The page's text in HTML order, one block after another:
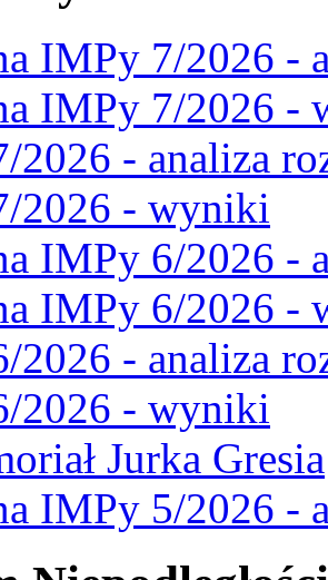
IMPy 7/2026 -
IMPy 7/2026 -
2026 - analiza
2026 - wyniki
IMPy 6/2026 -
IMPy 6/2026 -
2026 - analiza
2026 - wyniki
Jurka Gresia
IMPy 5/2026 -